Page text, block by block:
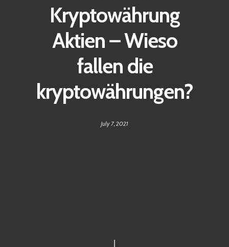
Kryptowährung
Aktien – Wieso
fallen die
kryptowährungen?
July 7, 2021